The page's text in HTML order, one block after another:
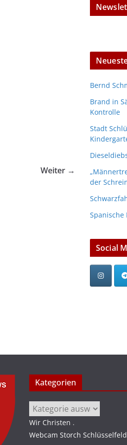
Weiter →
Bernd
Brand in
Kontrolle
Stadt
der
Spanische
Social
Kategorien
Kategorien
Wir Christen .
Webcam Storch Schlüsselfeld